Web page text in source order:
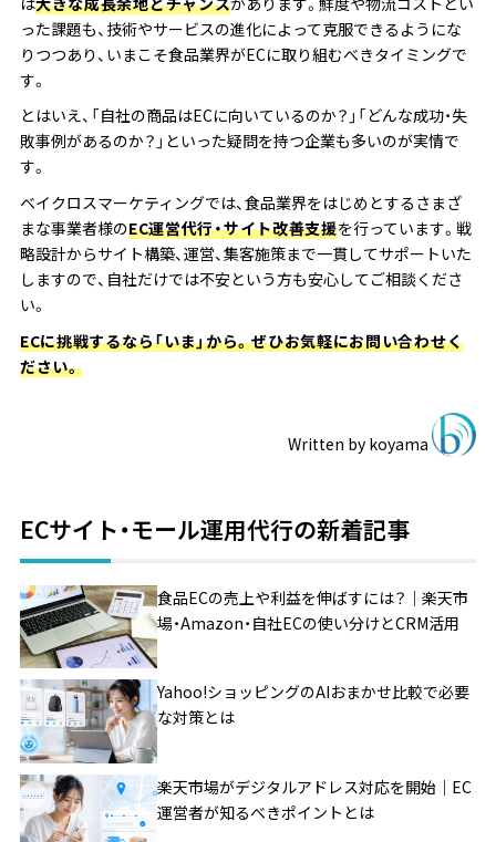
った課題も、技術やサービスの進化によって克服できるようにな
りつつあり、いまこそ食品業界がECに取り組むべきタイミングで
す。
とはいえ、「自社の商品はECに向いているのか？」「どんな成功・失
敗事例があるのか？」といった疑問を持つ企業も多いのが実情で
す。
ベイクロスマーケティングでは、食品業界をはじめとするさまざ
まな事業者様のEC運営代行・サイト改善支援を行っています。戦
略設計からサイト構築、運営、集客施策まで一貫してサポートいた
しますので、自社だけでは不安という方も安心してご相談くださ
い。
ECに挑戦するなら「いま」から。ぜひお気軽にお問い合わせく
ださい。
Written by koyama
ECサイト・モール運用代行の新着記事
食品ECの売上や利益を伸ばすには？｜楽天市
場・Amazon・自社ECの使い分けとCRM活用
Yahoo!ショッピングのAIおまかせ比較で必要
な対策とは
楽天市場がデジタルアドレス対応を開始｜EC
運営者が知るべきポイントとは